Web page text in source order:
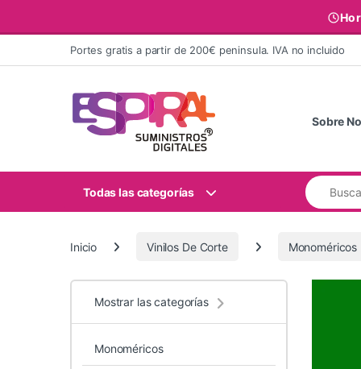
Ir al contenidoPortes gratis a partir de 200€ peninsula. IVA no incluido
Sobre
Todas las categorías
Buscar:
Inicio Vinilos De Corte Monoméricos
Mostrar las categorías
Monoméricos